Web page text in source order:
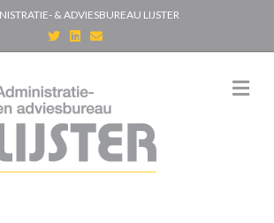
& ADVIESBUREAU LIJSTER
T
w
i
e
r
n
d
i
n
E
m
a
M
e